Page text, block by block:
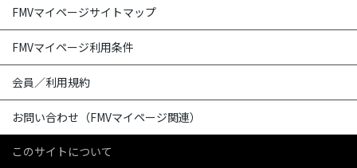
FMVマイページサイトマップ
FMVマイページ利用条件
会員／利用規約
お問い合わせ（FMVマイページ関連）
このサイトについて